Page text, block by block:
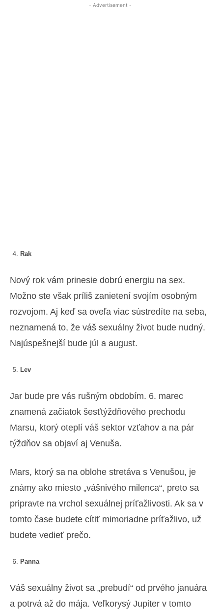
- Advertisement -
Rak
Nový rok vám prinesie dobrú energiu na sex.
Možno ste však príliš zanietení svojím osobným
rozvojom. Aj keď sa oveľa viac sústredíte na seba,
neznamená to, že váš sexuálny život bude nudný.
Najúspešnejší bude júl a august.
Lev
Jar bude pre vás rušným obdobím. 6. marec
znamená začiatok šesťtýždňového prechodu
Marsu, ktorý oteplí váš sektor vzťahov a na pár
týždňov sa objaví aj Venuša.
Mars, ktorý sa na oblohe stretáva s Venušou, je
známy ako miesto „vášnivého milenca“, preto sa
pripravte na vrchol sexuálnej príťažlivosti. Ak sa v
tomto čase budete cítiť mimoriadne príťažlivo, už
budete vedieť prečo.
Panna
Váš sexuálny život sa „prebudí“ od prvého januára
a potrvá až do mája. Veľkorysý Jupiter v tomto